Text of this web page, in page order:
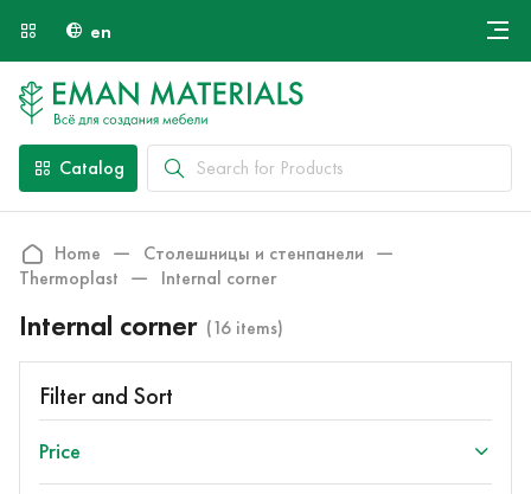
en
Payment and Delivery
Catalog
Home
Столешницы и стенпанели
Thermoplast
Internal corner
Internal corner (16 items)
Filter and Sort
Price